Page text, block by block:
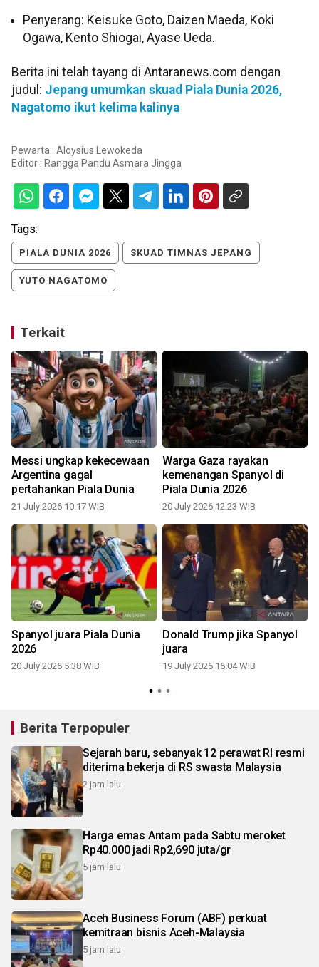
Penyerang: Keisuke Goto, Daizen Maeda, Koki
Ogawa, Kento Shiogai, Ayase Ueda.
Berita ini telah tayang di Antaranews.com dengan
judul: Jepang umumkan skuad Piala Dunia 2026,
Nagatomo ikut kelima kalinya
Pewarta : Aloysius Lewokeda
Editor : Rangga Pandu Asmara Jingga
Tags:
PIALA DUNIA 2026 SKUAD TIMNAS JEPANG
YUTO NAGATOMO
Terkait
Messi ungkap kekecewaan
Argentina gagal
pertahankan Piala Dunia
21 July 2026 10:17 WIB
Warga Gaza rayakan
kemenangan Spanyol di
Piala Dunia 2026
20 July 2026 12:23 WIB
Spanyol juara Piala Dunia
2026
20 July 2026 5:38 WIB
Donald Trump jika Spanyol
juara
19 July 2026 16:04 WIB
Berita Terpopuler
Sejarah baru, sebanyak 12 perawat RI resmi
diterima bekerja di RS swasta Malaysia
2 jam lalu
Harga emas Antam pada Sabtu meroket
Rp40.000 jadi Rp2,690 juta/gr
5 jam lalu
Aceh Business Forum (ABF) perkuat
kemitraan bisnis Aceh-Malaysia
5 jam lalu